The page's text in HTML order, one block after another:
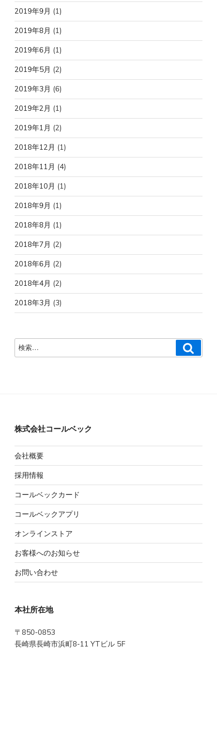
2019年9月 (1)
2019年8月 (1)
2019年6月 (1)
2019年5月 (2)
2019年3月 (6)
2019年2月 (1)
2019年1月 (2)
2018年12月 (1)
2018年11月 (4)
2018年10月 (1)
2018年9月 (1)
2018年8月 (1)
2018年7月 (2)
2018年6月 (2)
2018年4月 (2)
2018年3月 (3)
検
索:
株式会社コールベック
会社概要
採用情報
コールベックカード
コールベックアプリ
オンラインストア
お客様へのお知らせ
お問い合わせ
本社所在地
〒850-0853
長崎県長崎市浜町8-11 YTビル 5F